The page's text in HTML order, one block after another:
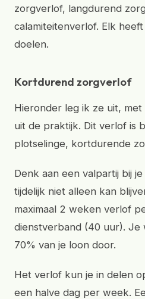
zorgverlof, langdurend
calamiteitenverlof. Elk
doelen.
Kortdurend zorgverlof
Hieronder leg ik ze uit,
uit de praktijk. Dit verlof is
plotselinge, kortdurende
Denk aan een valpartij bij
tijdelijk niet alleen kan
maximaal 2 weken verlof
dienstverband (40 uur).
70% van je loon door.
Het verlof kun je in delen
een halve dag per week.